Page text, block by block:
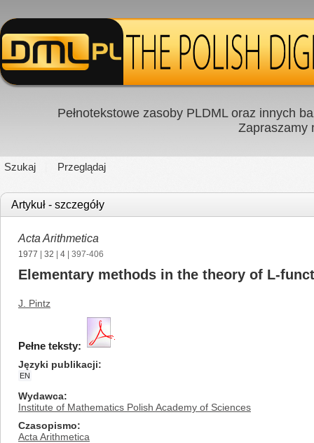
Pełnotekstowe zasoby PLDML oraz innych
Zapraszamy
Szukaj Przeglądaj
Artykuł - szczegóły
Acta Arithmetica
1977 32 4 | 397-406
Elementary methods in the theory of L-
J. Pintz
Pełne teksty:
Języki publikacji
EN
Wydawca
Institute of Mathematics Polish Academy of Sciences
Czasopismo
Acta Arithmetica